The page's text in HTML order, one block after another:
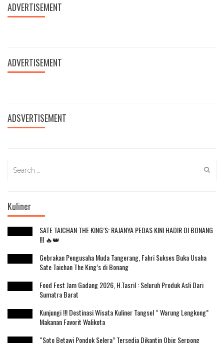
ADVERTISEMENT
ADVERTISEMENT
ADSVERTISEMENT
for:
Kuliner
SATE TAICHAN THE KING’S: RAJANYA PEDAS KINI HADIR DI BONANG
!!! 🔥👑
Gebrakan Pengusaha Muda Tangerang, Fahri Sukses Buka Usaha
Sate Taichan The King’s di Bonang
Food Fest Jam Gadang 2026, H.Tasril : Seluruh Produk Asli Dari
Sumatra Barat
Kunjungi !!! Destinasi Wisata Kuliner Tangsel “ Warung Lengkong”
Makanan Favorit Walikota
“Soto Betawi Pondok Selera” Tersedia Dikantin Qbig Serpong